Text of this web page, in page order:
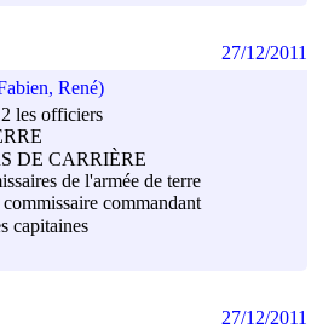
René)
les officiers
DE CARRIÈRE
de l'armée de terre
commandant
capitaines
27/12/2011
27/12/2011